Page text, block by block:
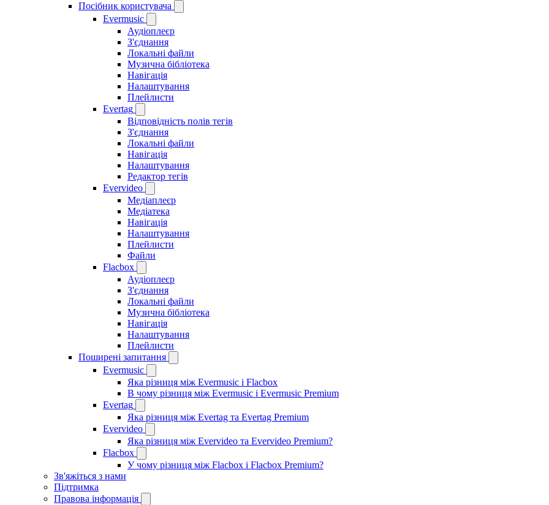
Посібник користувача
Evermusic
Аудіоплеєр
З'єднання
Локальні файли
Музична бібліотека
Навігація
Налаштування
Плейлисти
Evertag
Відповідність полів тегів
З'єднання
Локальні файли
Навігація
Налаштування
Редактор тегів
Evervideo
Медіаплеєр
Медіатека
Навігація
Налаштування
Плейлисти
Файли
Flacbox
Аудіоплеєр
З'єднання
Локальні файли
Музична бібліотека
Навігація
Налаштування
Плейлисти
Поширені запитання
Evermusic
Яка різниця між Evermusic і Flacbox
В чому різниця між Evermusic і Evermusic Premium
Evertag
Яка різниця між Evertag та Evertag Premium
Evervideo
Яка різниця між Evervideo та Evervideo Premium?
Flacbox
У чому різниця між Flacbox і Flacbox Premium?
Зв'яжіться з нами
Підтримка
Правова інформація